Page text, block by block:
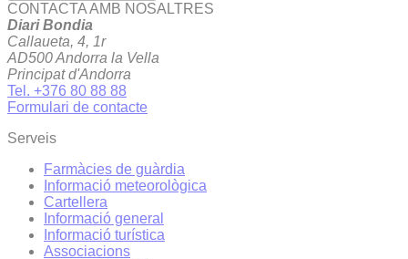
CONTACTA AMB NOSALTRES
Diari Bondia
Callaueta, 4, 1r
AD500 Andorra la Vella
Principat d'Andorra
Tel. +376 80 88 88
Formulari de contacte
Serveis
Farmàcies de guàrdia
Informació meteorològica
Cartellera
Informació general
Informació turística
Associacions